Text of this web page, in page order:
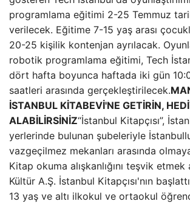
programlama eğitimi 2-25 Temmuz
verilecek. Eğitime 7-15 yaş arası
20-25 kişilik kontenjan ayrılacak.
robotik programlama eğitimi, Tech
dört hafta boyunca haftada iki gün
saatleri arasında gerçekleştirilecek.
İSTANBUL KİTABEVİ'NE GETİRİN,
ALABİLİRSİNİZ“İstanbul Kitapçısı”,
yerlerinde bulunan şubeleriyle
vazgeçilmez mekanları arasında
Kitap okuma alışkanlığını teşvik etmek
Kültür A.Ş. İstanbul Kitapçısı'nın
13 yaş ve altı ilkokul ve ortaokul